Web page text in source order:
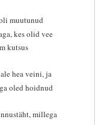
muutunud
kes olid vee
kutsus
hea veini, ja
oled hoidnud
millega